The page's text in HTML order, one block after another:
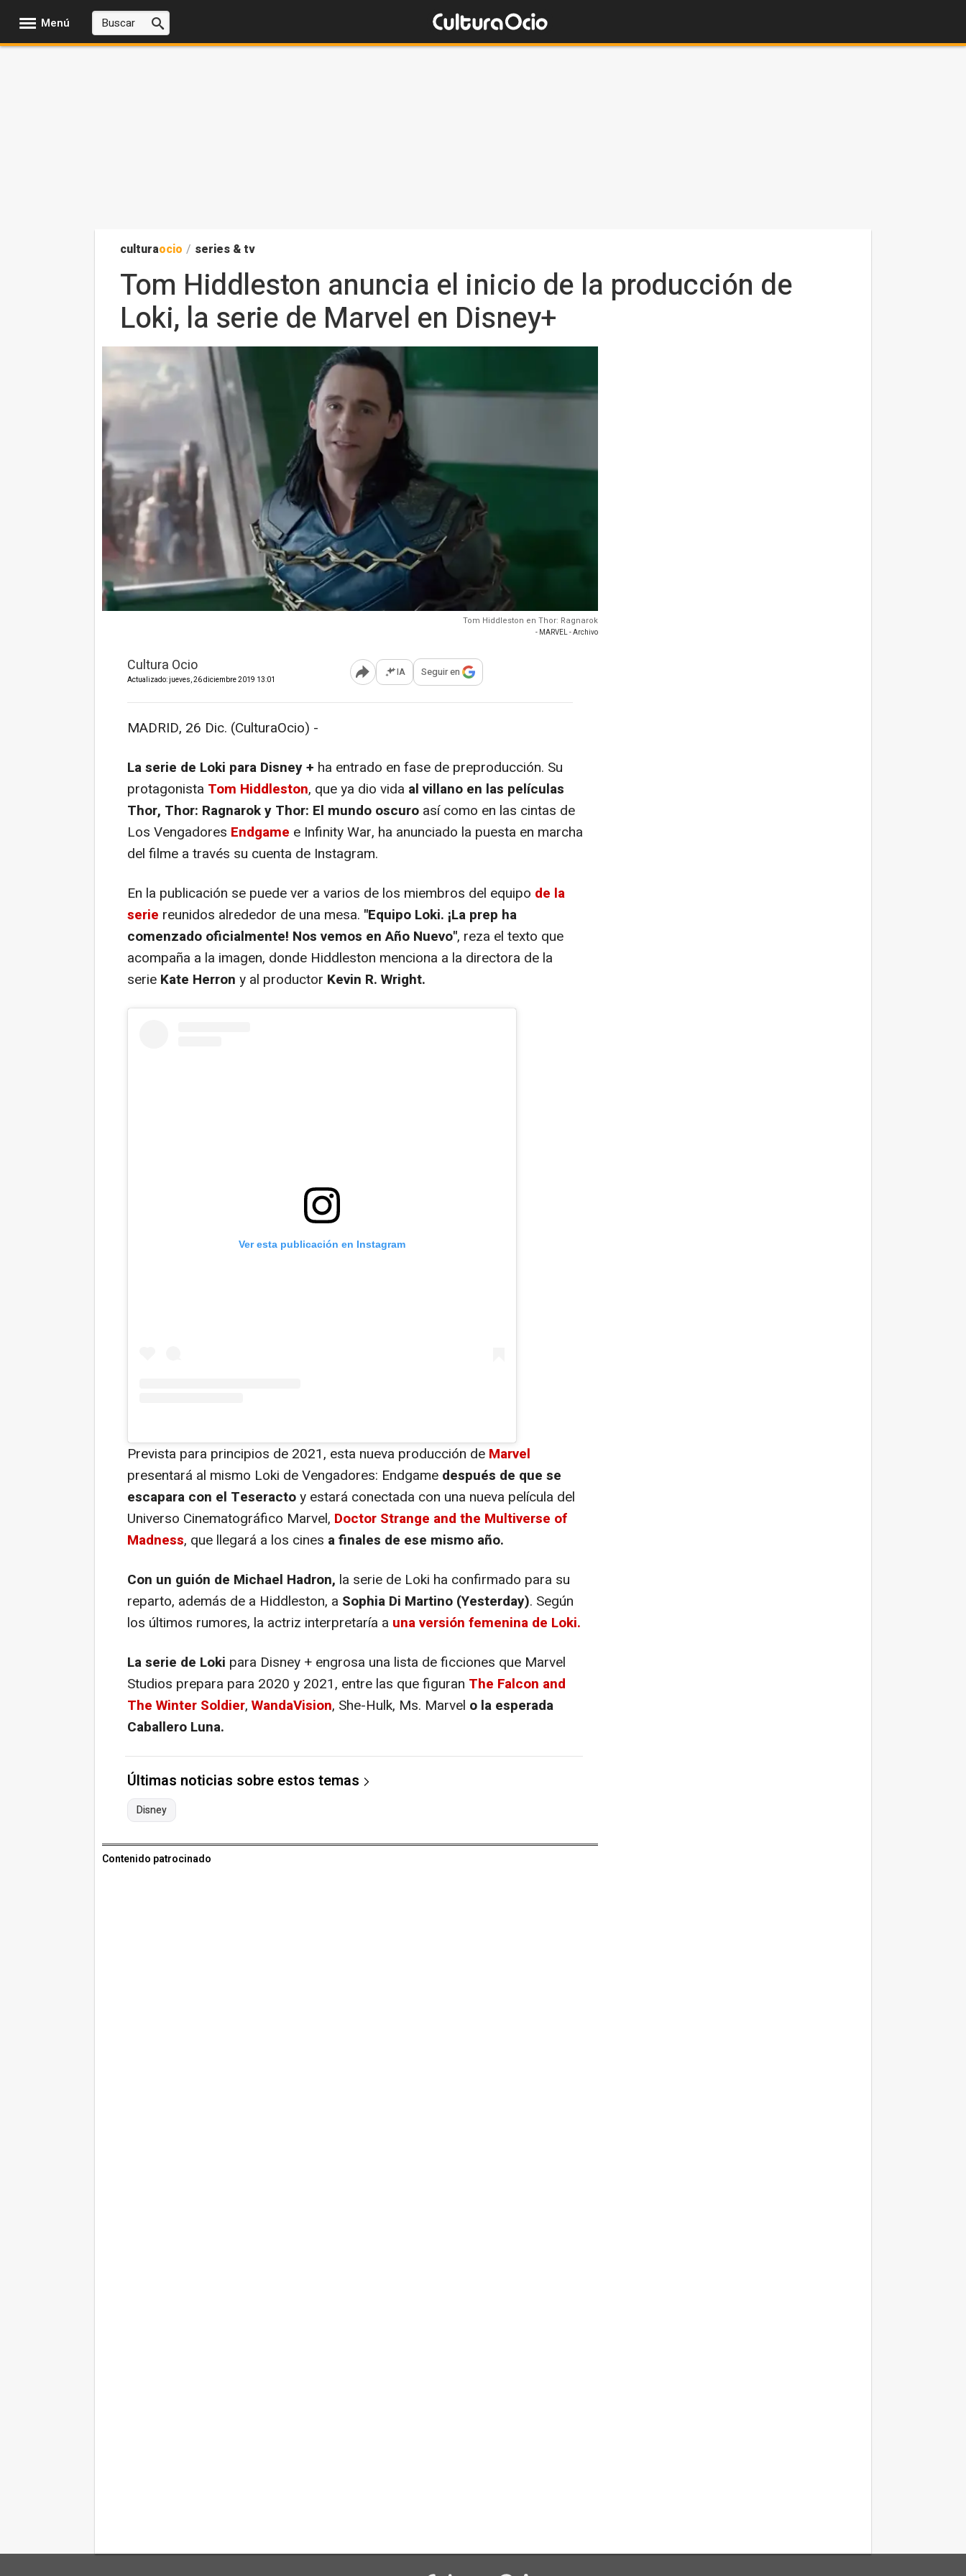
Menú
culturaocio / series & tv
Tom Hiddleston anuncia el inicio de la producción de
Loki, la serie de Marvel en Disney+
Tom Hiddleston en Thor: Ragnarok
- MARVEL - Archivo
Cultura Ocio
Actualizado: jueves, 26 diciembre 2019 13:01 Abrir opciones para compartir
IA Seguir en
MADRID, 26 Dic. (CulturaOcio) -
La serie de Loki para Disney + ha entrado en fase de preproducción. Su
protagonista Tom Hiddleston, que ya dio vida al villano en las películas
Thor, Thor: Ragnarok y Thor: El mundo oscuro así como en las cintas de
Los Vengadores Endgame e Infinity War, ha anunciado la puesta en marcha
del filme a través su cuenta de Instagram.
En la publicación se puede ver a varios de los miembros del equipo de la
serie reunidos alrededor de una mesa. "Equipo Loki. ¡La prep ha
comenzado oficialmente! Nos vemos en Año Nuevo", reza el texto que
acompaña a la imagen, donde Hiddleston menciona a la directora de la
serie Kate Herron y al productor Kevin R. Wright.
Ver esta publicación en Instagram
Prevista para principios de 2021, esta nueva producción de Marvel
presentará al mismo Loki deVengadores: Endgame después de que se
escapara con el Teseractoy estará conectada con una nueva película del
Universo Cinematográfico Marvel, Doctor Strange and the Multiverse of
Madness, que llegará a los cines a finales de ese mismo año.
Con un guión de Michael Hadron, la serie de Loki ha confirmado para su
reparto, además de a Hiddleston, a Sophia Di Martino (Yesterday). Según
los últimos rumores, la actriz interpretaría a una versión femenina de Loki.
La serie de Loki para Disney + engrosa una lista de ficciones que Marvel
Studios prepara para 2020 y 2021, entre las que figuran The Falcon and
The Winter Soldier, WandaVision, She-Hulk, Ms. Marvel o la esperada
Caballero Luna.
Últimas noticias sobre estos temas
Disney
Contenido patrocinado